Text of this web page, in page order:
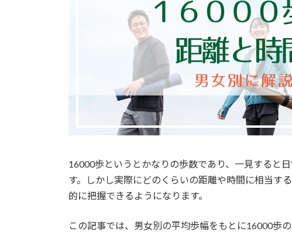
16000歩というとかなりの歩数であり、一見すると
す。しかし実際にどのくらいの距離や時間に相当す
的に把握できるようになります。
この記事では、男女別の平均歩幅をもとに16000歩